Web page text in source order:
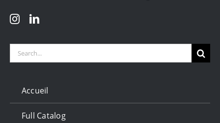
Search
Accueil
Full Catalog